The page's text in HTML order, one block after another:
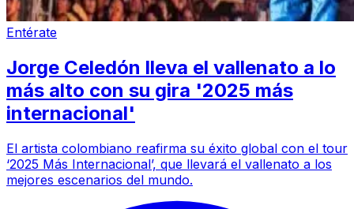
Entérate
Jorge Celedón lleva el vallenato a lo
más alto con su gira '2025 más
internacional'
El artista colombiano reafirma su éxito global con el tour
‘2025 Más Internacional’, que llevará el vallenato a los
mejores escenarios del mundo.